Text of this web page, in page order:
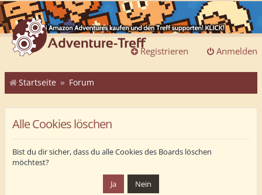
Anmelden
Registrieren
Startseite Forum
Alle Cookies löschen
Bist du dir sicher, dass du alle Cookies des Boards löschen
möchtest?